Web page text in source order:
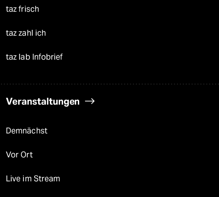
taz frisch
taz zahl ich
taz lab Infobrief
Veranstaltungen
Demnächst
Vor Ort
Live im Stream